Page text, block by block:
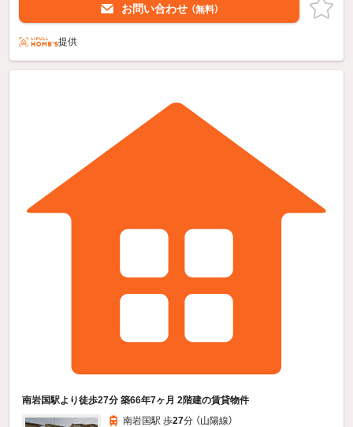
お問い合わせ （無料）
提供
南岩国駅より徒歩27分 築66年7ヶ月 2階建の賃貸物件
南岩国駅 歩27分 （山陽線）